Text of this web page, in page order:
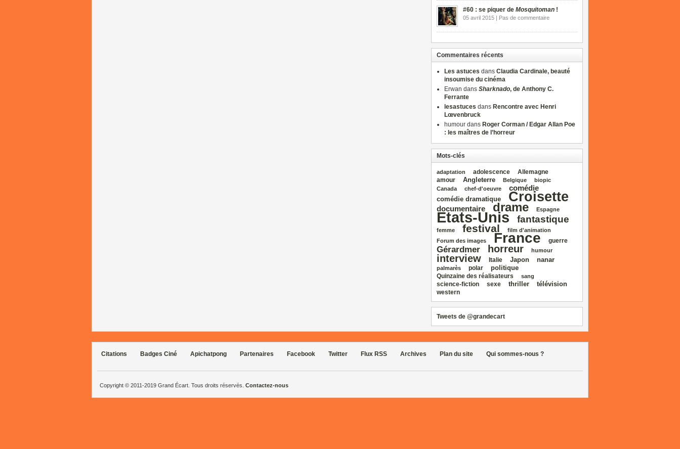
#60 : se piquer de Mosquitoman !
05 avril 2015 | Pas de commentaire
Commentaires récents
Les astuces dans Claudia Cardinale, beauté
insoumise du cinéma
Erwan dans Sharknado, de Anthony C.
Ferrante
lesastuces dans Rencontre avec Henri
Lœvenbruck
humour dans Roger Corman / Edgar Allan Poe
: les maîtres de l’horreur
Mots-clés
adaptation adolescence Allemagne
amour Angleterre Belgique
biopic
Canada
chef‑d'oeuvre comédie
comédie dramatique Croisette
documentaire drame Espagne
Etats‑Unis fantastique
femme festival
film d'animation
Forum des images
France guerre
Gérardmer horreur humour
interview Italie Japon nanar
palmarès polar politique
Quinzaine des réalisateurs sang
science‑fiction sexe thriller télévision
western
Tweets de @grandecart
Citations Badges Ciné Apichatpong Partenaires Facebook Twitter Flux RSS Archives Plan du site Qui sommes-nous ?
Copyright © 2011-2019 Grand Écart. Tous droits réservés. Contactez-nous